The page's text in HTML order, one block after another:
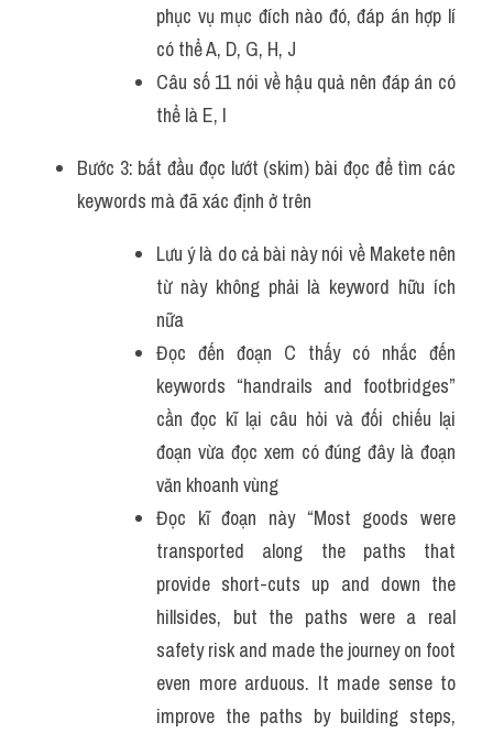
phục vụ mục đích nào đó, đáp án hợp lí
có thể A, D, G, H, J
Câu số 11 nói về hậu quả nên đáp án có
thể là E, I
Bước 3: bắt đầu đọc lướt (skim) bài đọc để tìm các
keywords mà đã xác định ở trên
Lưu ý là do cả bài này nói về Makete nên
từ này không phải là keyword hữu ích
nữa
Đọc đến đoạn C thấy có nhắc đến
keywords “handrails and footbridges”
cần đọc kĩ lại câu hỏi và đối chiếu lại
đoạn vừa đọc xem có đúng đây là đoạn
văn khoanh vùng
Đọc kĩ đoạn này “Most goods were
transported along the paths that
provide short-cuts up and down the
hillsides, but the paths were a real
safety risk and made the journey on foot
even more arduous. It made sense to
improve the paths by building steps,